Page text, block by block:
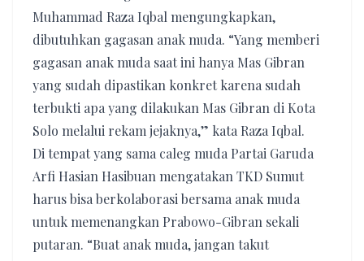
Muhammad Raza Iqbal mengungkapkan,
dibutuhkan gagasan anak muda. “Yang memberi
gagasan anak muda saat ini hanya Mas Gibran
yang sudah dipastikan konkret karena sudah
terbukti apa yang dilakukan Mas Gibran di Kota
Solo melalui rekam jejaknya,” kata Raza Iqbal.
Di tempat yang sama caleg muda Partai Garuda
Arfi Hasian Hasibuan mengatakan TKD Sumut
harus bisa berkolaborasi bersama anak muda
untuk memenangkan Prabowo-Gibran sekali
putaran. “Buat anak muda, jangan takut